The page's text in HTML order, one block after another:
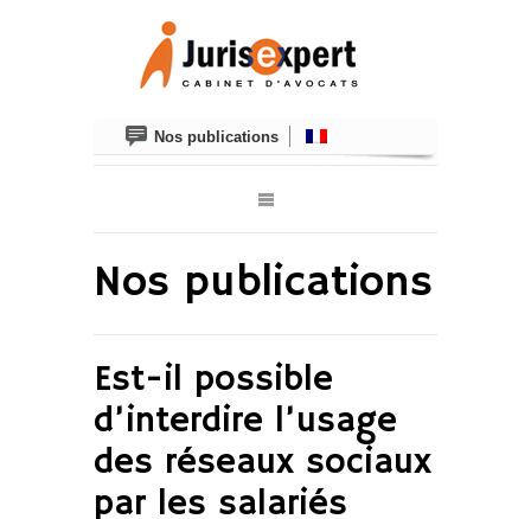
Nos publications
Nos publications
Est-il possible
d’interdire l’usage
des réseaux sociaux
par les salariés